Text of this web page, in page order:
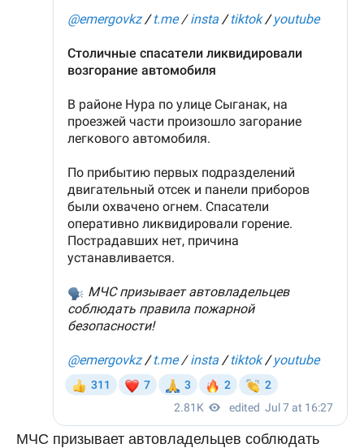
МЧС призывает автовладельцев соблюдать